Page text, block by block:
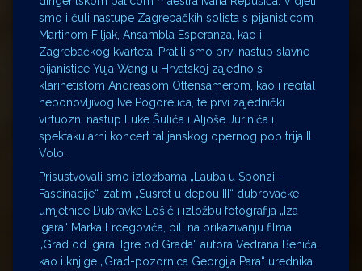
smo i čuli nastupe Zagrebačkih solista s pijanisticom
Martinom Filjak, Ansambla Esperanza, kao i
Zagrebačkog kvarteta. Pratili smo prvi nastup slavne
pijanistice Yuja Wang u Hrvatskoj zajedno s
klarinetistom Andreasom Ottensamerom, kao i recital
neponovljivog Ive Pogorelića, te prvi zajednički
virtuozni nastup Luke Šulića i Aljoše Jurinića i
spektakularni koncert talijanskog opernog pop trija Il
Volo.
Prisustvovali smo izložbama „Lauba u Sponzi –
Fascinacije“, zatim „Susret u depou III“ dubrovačke
umjetnice Dubravke Lošić i izložbu fotografija „Iza
Igara“ Marka Ercegovića, bili na prikazivanju filma
„Grad od Igara, Igre od Grada“ autora Vedrana Benića,
kao i knjige „Grad-pozornica Georgija Para“ urednika